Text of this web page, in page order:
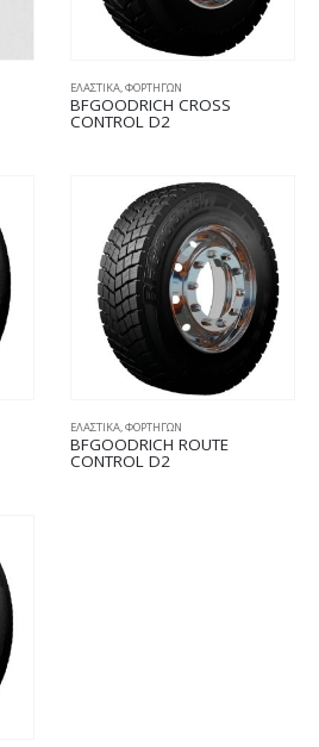
ΕΛΑΣΤΙΚΑ,ΦΟΡΤΗΓΩΝ
BFGOODRICH CROSS
CONTROL D2
ΕΛΑΣΤΙΚΑ,ΦΟΡΤΗΓΩΝ
BFGOODRICH ROUTE
CONTROL D2